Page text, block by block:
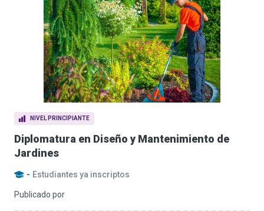
NIVEL PRINCIPIANTE
Diplomatura en Diseño y Mantenimiento de
Jardines
- Estudiantes ya inscriptos
Publicado por